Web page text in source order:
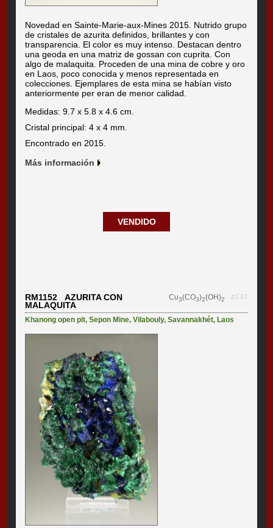
Novedad en Sainte-Marie-aux-Mines 2015. Nutrido grupo
de cristales de azurita definidos, brillantes y con
transparencia. El color es muy intenso. Destacan dentro
una geoda en una matriz de gossan con cuprita. Con
algo de malaquita. Proceden de una mina de cobre y oro
en Laos, poco conocida y menos representada en
colecciones. Ejemplares de esta mina se habían visto
anteriormente per eran de menor calidad.
Medidas: 9.7 x 5.8 x 4.6 cm.
Cristal principal: 4 x 4 mm.
Encontrado en 2015.
Más información
VENDIDO
RM1152 AZURITA CON
MALAQUITA
Cu3(CO3)2(OH)2 #747
Khanong open pit,Sepon Mine,Vilabouly,Savannakhét, Laos